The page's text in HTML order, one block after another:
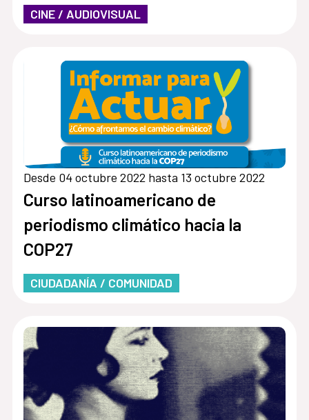
CINE / AUDIOVISUAL
Desde 04 octubre 2022 hasta 13 octubre 2022
Curso latinoamericano de
periodismo climático hacia la
COP27
CIUDADANÍA / COMUNIDAD